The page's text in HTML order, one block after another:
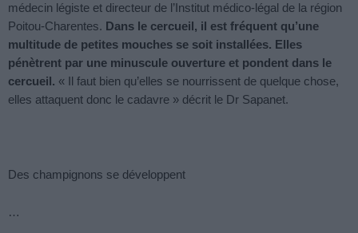
médecin légiste et directeur de l’Institut médico-légal de la région
Poitou-Charentes. Dans le cercueil, il est fréquent qu’une
multitude de petites mouches se soit installées. Elles
pénètrent par une minuscule ouverture et pondent dans le
cercueil. « Il faut bien qu’elles se nourrissent de quelque chose,
elles attaquent donc le cadavre » décrit le Dr Sapanet.
Des champignons se développent
…